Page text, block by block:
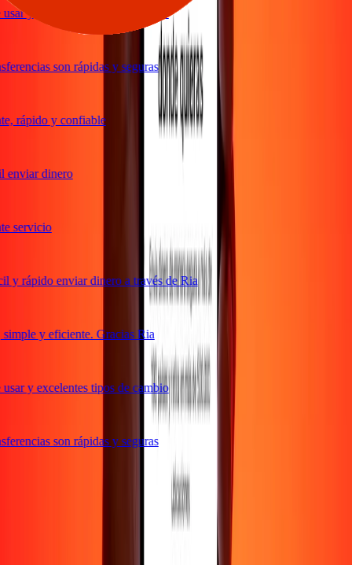
y excelentes tipos de cambio
son rápidas y seguras
rápido y confiable
dinero
servicio
rápido enviar dinero a través de Ria
y eficiente. Gracias Ria
y excelentes tipos de cambio
son rápidas y seguras